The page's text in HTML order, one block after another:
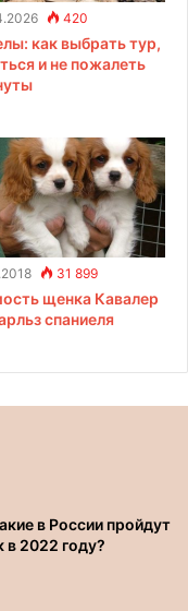
420
как выбрать тур,
и не пожалеть
31 899
щенка Кавалер
спаниеля
в России пройдут
в 2022 году?